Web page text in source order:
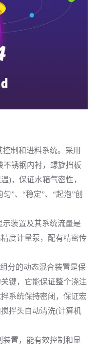
控制和进料系统。采用
不锈钢内衬，螺旋挡板
)，保证水箱气密性，
”、“稳定”、“起泡”创
示装置及其系统流量是
度计量泵，配有精密传
分的动态混合装置是保
键，它能保证整个浇注
系统保持密闭，保证宏
拌头自动清洗(计算机
装置，能有效控制和显